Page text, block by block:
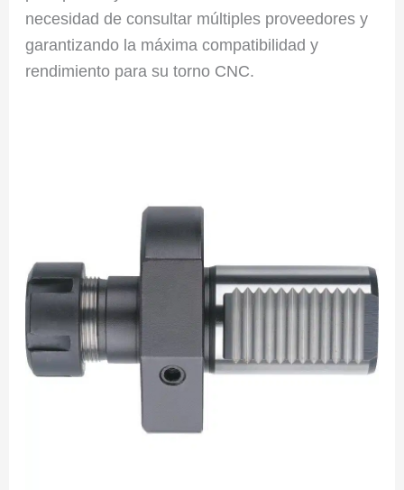
necesidad de consultar múltiples proveedores y
garantizando la máxima compatibilidad y
rendimiento para su torno CNC.